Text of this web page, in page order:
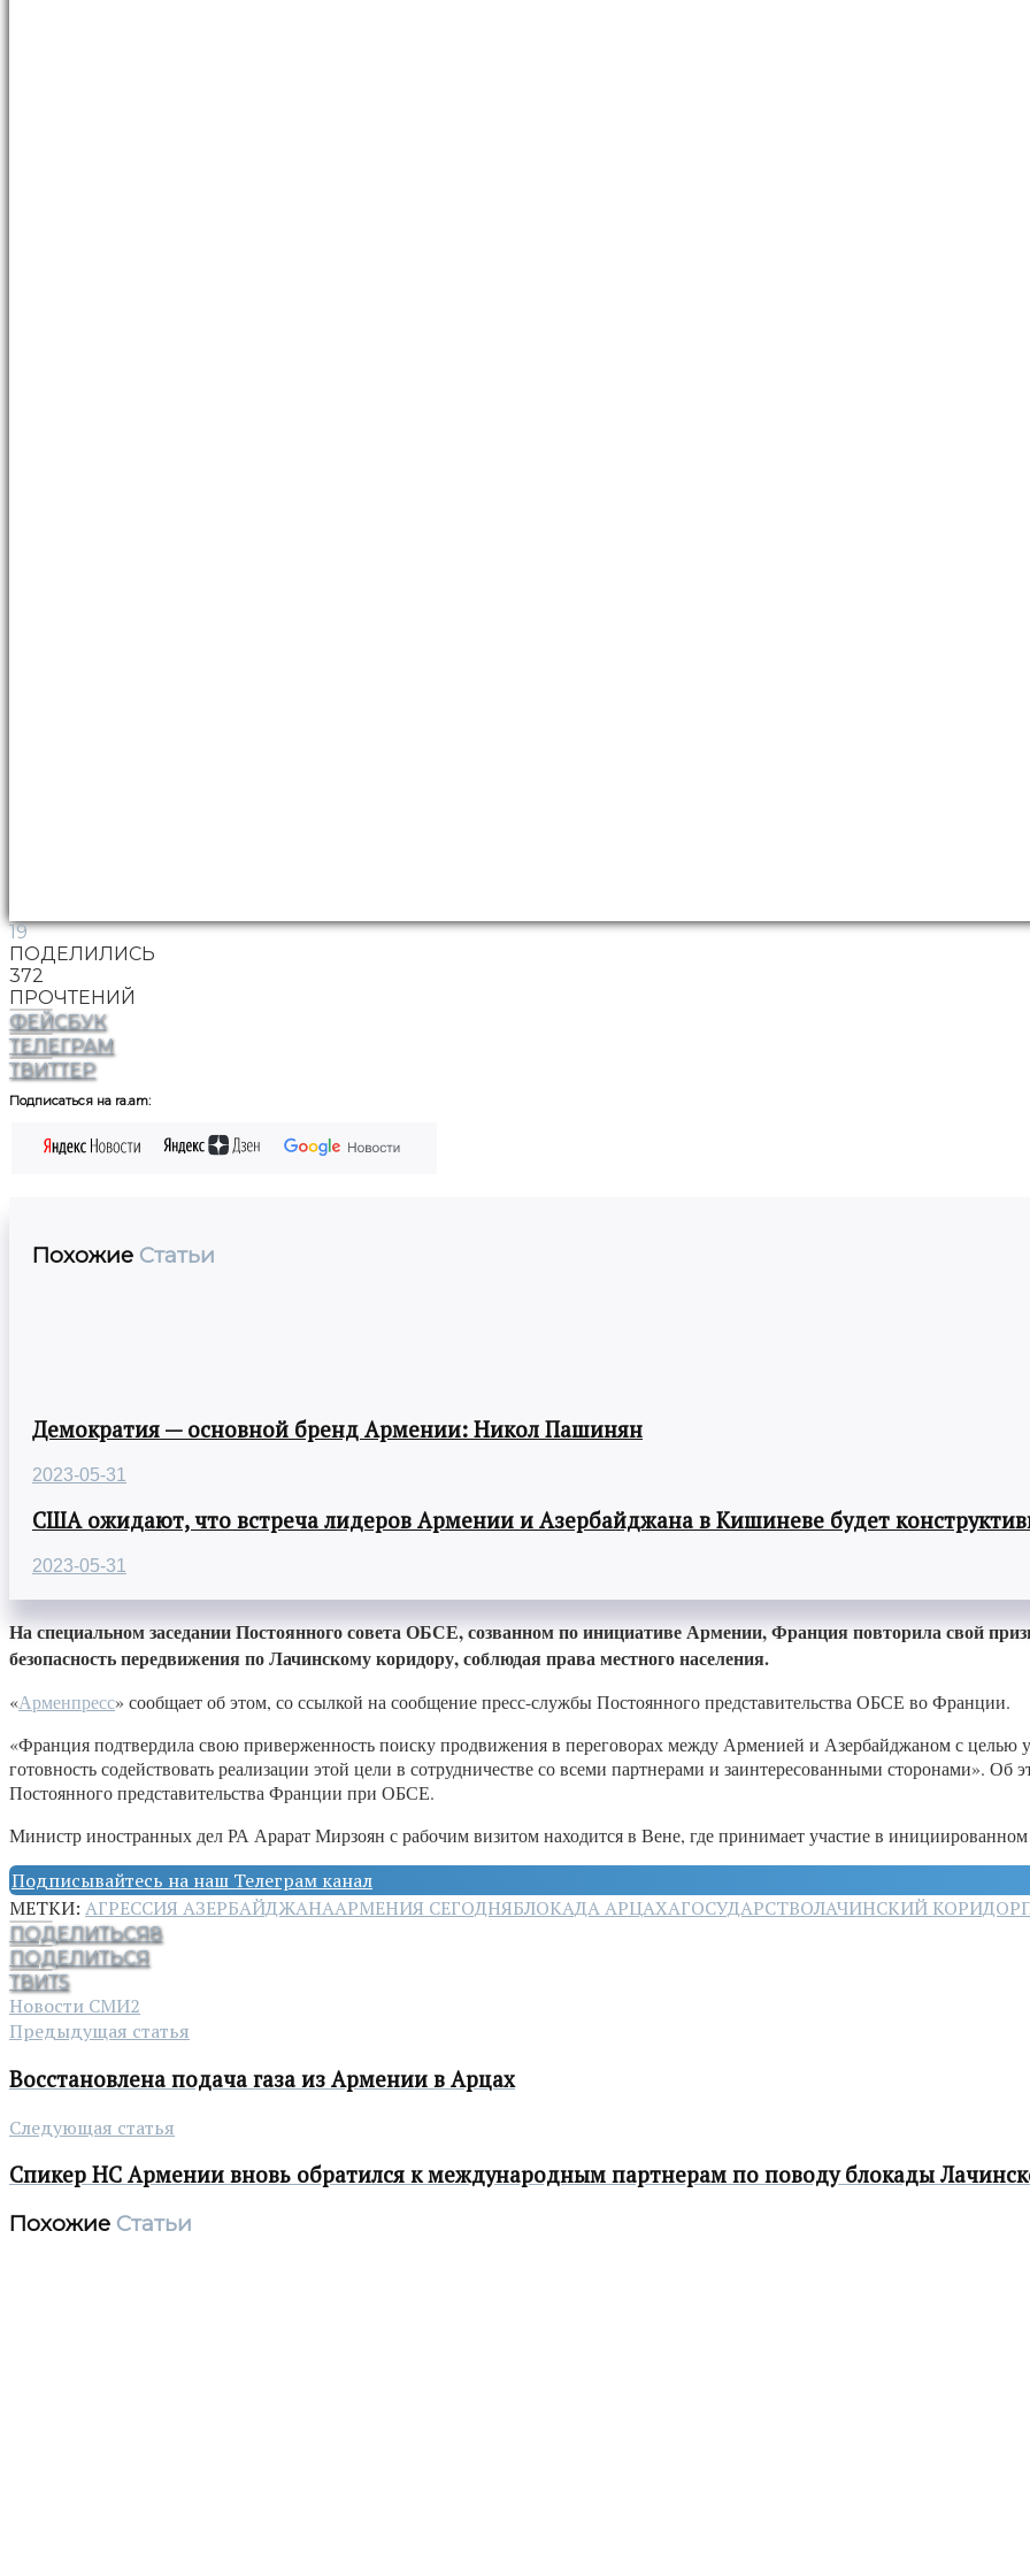
19
ПОДЕЛИЛИСЬ
372
ПРОЧТЕНИЙ
ФЕЙСБУК
ТЕЛЕГРАМ
ТВИТТЕР
Подписаться на ra.am:
Похожие Статьи
Демократия — основной бренд Армении: Никол Пашинян
2023-05-31
США ожидают, что встреча лидеров Армении и Азербайджана в Кишиневе будет
2023-05-31
На специальном заседании Постоянного совета ОБСЕ, созванном по инициативе Армении, Франция повторила свой
безопасность передвижения по Лачинскому коридору, соблюдая права местного населения.
«Арменпресс» сообщает об этом, со ссылкой на сообщение пресс-службы Постоянного представительства ОБСЕ во Франции.
«Франция подтвердила свою приверженность поиску продвижения в переговорах между Арменией и Азербайджаном с целью
готовность содействовать реализации этой цели в сотрудничестве со всеми партнерами и заинтересованными сторонами».
Постоянного представительства Франции при ОБСЕ.
Министр иностранных дел РА Арарат Мирзоян с рабочим визитом находится в Вене, где принимает участие в
Подписывайтесь на наш Телеграм канал
МЕТКИ: АГРЕССИЯ АЗЕРБАЙДЖАНААРМЕНИЯ СЕГОДНЯБЛОКАДА АРЦАХАГОСУДАРСТВОЛАЧИНСКИЙ КОРИДОР
ПОДЕЛИТЬСЯ8
ПОДЕЛИТЬСЯ
ТВИТ5
Новости СМИ2
Предыдущая статья
Восстановлена подача газа из Армении в Арцах
Следующая статья
Спикер НС Армении вновь обратился к международным партнерам по поводу блокады
Похожие Статьи